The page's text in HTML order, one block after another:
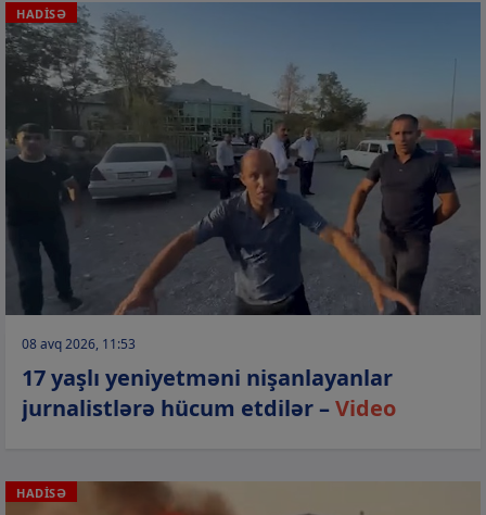
HADİSƏ
08 avq 2026, 11:53
17 yaşlı yeniyetməni nişanlayanlar
jurnalistlərə hücum etdilər –Video
HADİSƏ